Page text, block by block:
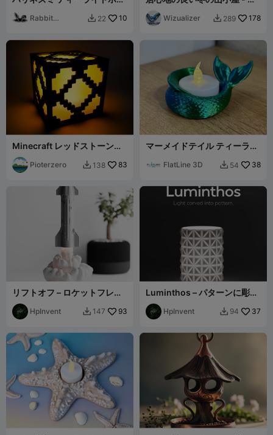
スプレイ
Rabbit
 22 10 Wizualizer  289 178
Minecraft レッドストーンラ
ンプ - Bambu ティーライト
（接着剤不要）
Pioterzero  138 83
マーメイドテイル ティーライ
CrealityFlatLine 3D  54 38
リフトオフ – ロケットフレー
ムランプ
HpInvent  147 93
Luminthos – パターンに彫ら
れた光
HpInvent  94 37